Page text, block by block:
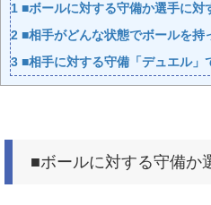
1 ■ボールに対する守備か選手に対
2 ■相手がどんな状態でボールを持
3 ■相手に対する守備「デュエル」
■ボールに対する守備か